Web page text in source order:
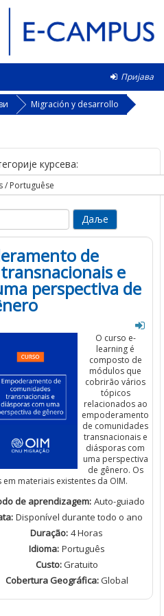
Пријава
Migración y desarrollo
курсева:
de
e
perspectiva de
O curso e-
learning é
composto de
módulos que
cobrirão vários
tópicos
relacionados ao
empoderamento
de comunidades
transnacionaise
diásporas com
uma perspectiva
de gênero. Os
em materiais existentes da OIM.
de aprendizagem: Auto-guiado
Disponível durante todo o ano
Duração: 4 Horas
Idioma: Português
Custo:Gratuito
Cobertura Geográfica:Global